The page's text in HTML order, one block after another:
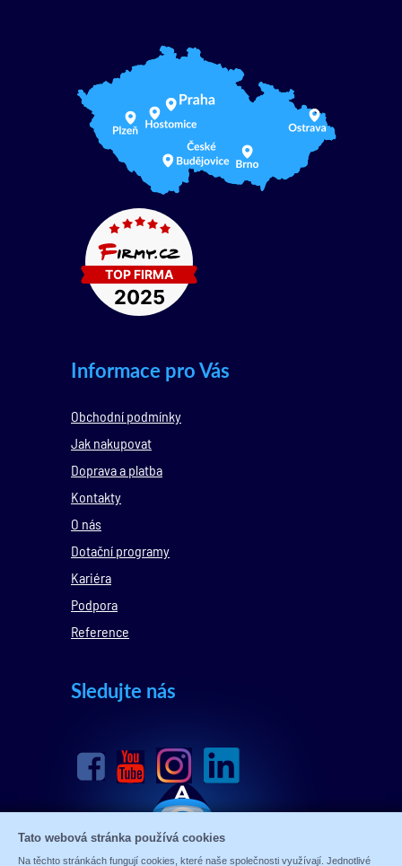
Informace pro Vás
Obchodní podmínky
Jak nakupovat
Doprava a platba
Kontakty
O nás
Dotační programy
Kariéra
Podpora
Reference
Sledujte nás
Tato webová stránka používá cookies
Na těchto stránkách fungují cookies, které naše společnosti využívají. Jednotlivé